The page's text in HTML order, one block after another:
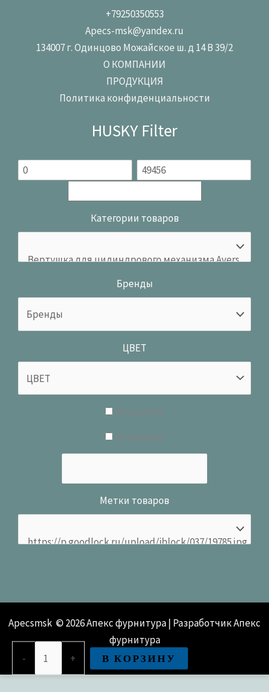
+79250350553
Apecs-msk@yandex.ru
134007 г. Одинцово Можайское ш. д 14 В 39/2
О КОМПАНИИ
ПРОДУКЦИЯ
Политика конфиденциальности
HUSKY Filter
Категории товаров
Бренды
ЦВЕТ
Метки товаров
Apecsmsk © 2026 Апекс фурнитура | Разработчик Апекс
фурнитура
-
+ В КОРЗИНУ